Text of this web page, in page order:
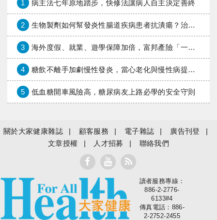
1 病主法七年原地踏步，快修法讓病人自主決定善終
2 生物製劑如何幫發炎性腸道疾病患者抗潰瘍？治療進展與健保給付困境一次看
3 海外度假、就業、遊學保障加倍，富邦產險「一期逐夢」專案加碼遠距醫療與緊急救援
4 糖飲不離手加劇慢性發炎，當心老化與慢性病提早報到
5 低血糖開車風險高，糖尿病友上路必學的安全守則
關於大家健康雜誌 顧客服務 電子雜誌
廣告刊登
文章授權
人才招募 聯絡我們
大家健康
讀者服務專線：
886-2-2776-
6133#4
傳真電話：886-
2-2752-2455